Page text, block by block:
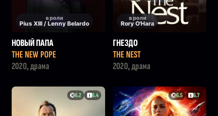
в роли
Pius XIII / Lenny Belardo
НОВЫЙ ПАПА
THE NEW POPE
2020, драма
в роли
Rory O'Hara
ГНЕЗДО
THE NEST
2020, драма
6.2 6.4 6.5 6.7